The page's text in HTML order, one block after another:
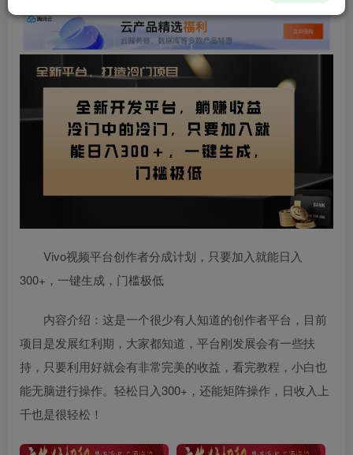
Vivo视频平台创作者分成计划，只要加入就能日入
300+，一键生成，门槛极低
内容介绍：这是一个很少有人知道的创作者平台，目前
项目是发展红利期，大家都知道，平台刚发展会有一些扶
持，只要利用好就会有非常完美的收益，看完教程，小白也
能无脑进行操作。轻松日入300+，还能矩阵操作，日收入上
千也是很轻松！